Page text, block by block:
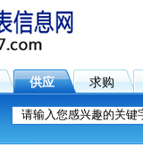
供应 求购